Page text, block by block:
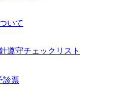
いて
遵守チェックリスト
診票